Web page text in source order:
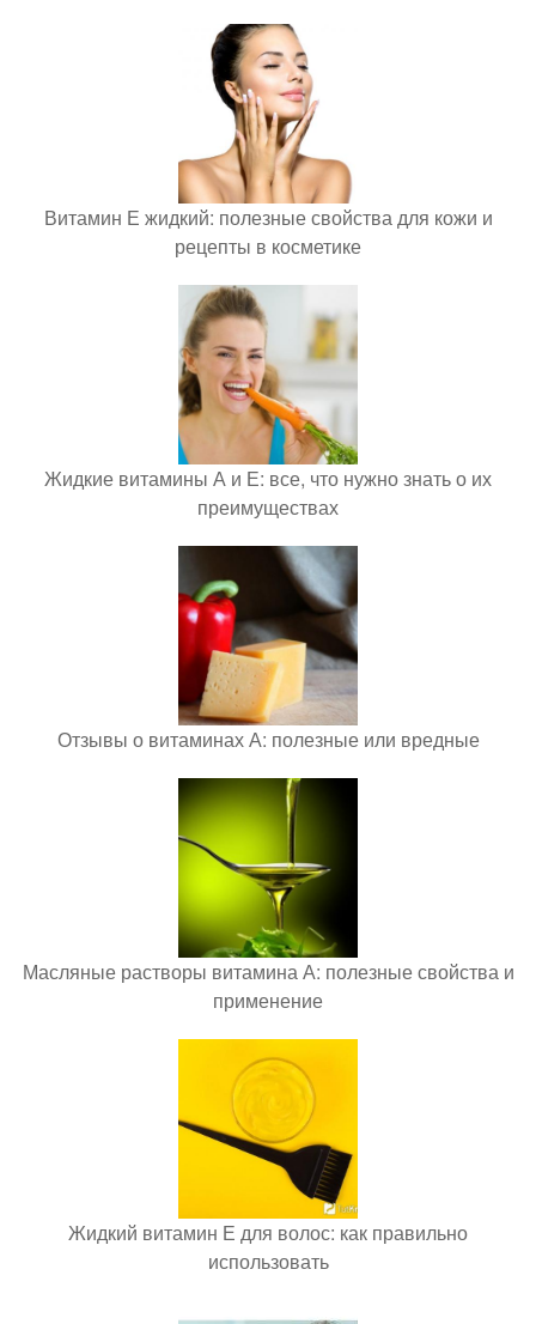
Витамин Е жидкий: полезные свойства для кожи и
рецепты в косметике
Жидкие витамины А и Е: все, что нужно знать о их
преимуществах
Отзывы о витаминах А: полезные или вредные
Масляные растворы витамина А: полезные свойства и
применение
Жидкий витамин Е для волос: как правильно
использовать